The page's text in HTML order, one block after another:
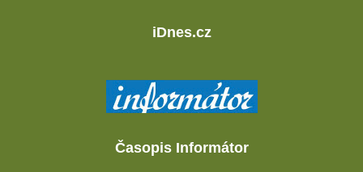
iDnes.cz
Časopis Informátor